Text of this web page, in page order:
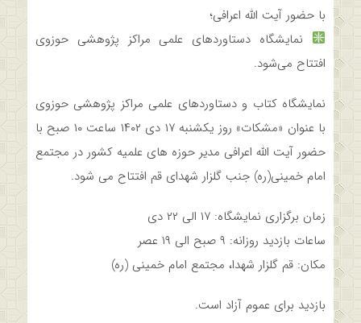
با حضور آیت الله اعرافی؛
نمایشگاه دستاوردهای علمی مراکز پژوهشی حوزوی
افتتاح می‌شود.
نمایشگاه کتاب و دستاوردهای علمی مراکز پژوهشی حوزوی
با عنوان «مشکات» روز یکشنبه ۱۷ دی ۱۴۰۲ ساعت ۱۰ صبح با
حضور آیت الله اعرافی مدیر حوزه های علمیه کشور در مجتمع
امام خمینی(ره) جنب گلزار شهدای قم افتتاح می شود.
زمان برگزاری نمایشگاه: ۱۷ الی ۲۲ دی
ساعات بازدید روزانه: ۹ صبح الی ۱۹ عصر
مکان: قم گلزار شهدا، مجتمع امام خمینی (ره)
بازدید برای عموم آزاد است.